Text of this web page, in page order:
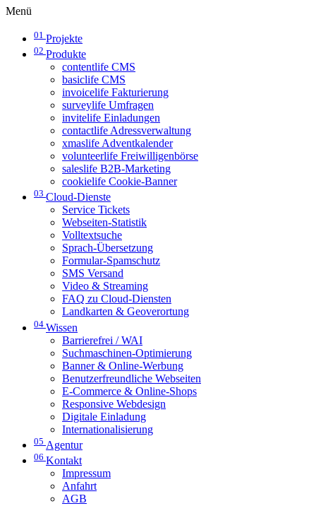
Menü
01 Projekte
02 Produkte
contentlife CMS
basiclife CMS
invoicelife Fakturierung
surveylife Umfragen
invitelife Einladungen
contactlife Adressverwaltung
xmaslife Adventkalender
volunteerlife Freiwilligenbörse
saleslife B2B-Marketing
cookielife Cookie-Banner
03 Cloud-Dienste
Service Tickets
Webseiten-Statistik
Volltextsuche
Sprach-Übersetzung
Formular-Spamschutz
SMS Versand
Video & Streaming
FAQ zu Cloud-Diensten
Landkarten & Geoverortung
04 Wissen
Barrierefrei / WAI
Suchmaschinen-Optimierung
Banner & Online-Werbung
Benutzerfreundliche Webseiten
E-Commerce & Online-Shops
Responsive Webdesign
Digitale Einladung
Internationalisierung
05 Agentur
06 Kontakt
Impressum
Anfahrt
AGB